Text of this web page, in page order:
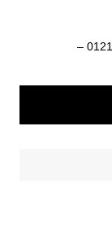
ماكينات تعبئة وتغليف 01211116954 – 01211116956 –